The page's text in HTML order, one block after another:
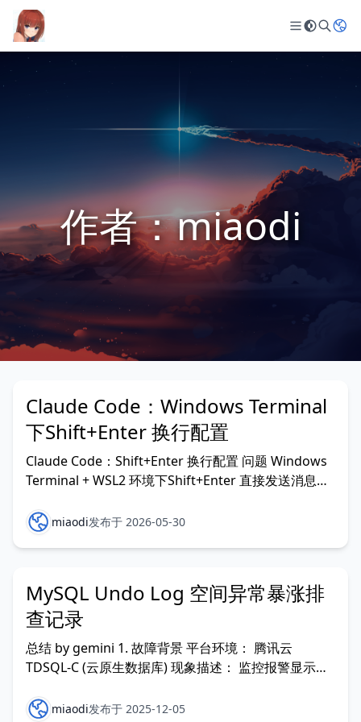
作者：miaodi
Claude Code：Windows Terminal
下Shift+Enter 换行配置
Claude Code：Shift+Enter 换行配置 问题 Windows
Terminal + WSL2 环境下Shift+Enter 直接发送消息而
Shift+Enter 和 Enter 发送相同字节序列，终端应用无
法区分。
miaodi发布于 2026-05-30
MySQL Undo Log 空间异常暴涨排
查记录
总结 by gemini 1. 故障背景 平台环境： 腾讯云
TDSQL-C (云原生数据库) 现象描述： 监控报警显示，
1.3TB，导致磁盘空间占用持续上升。 初步排查： 数
miaodi发布于 2025-12-05